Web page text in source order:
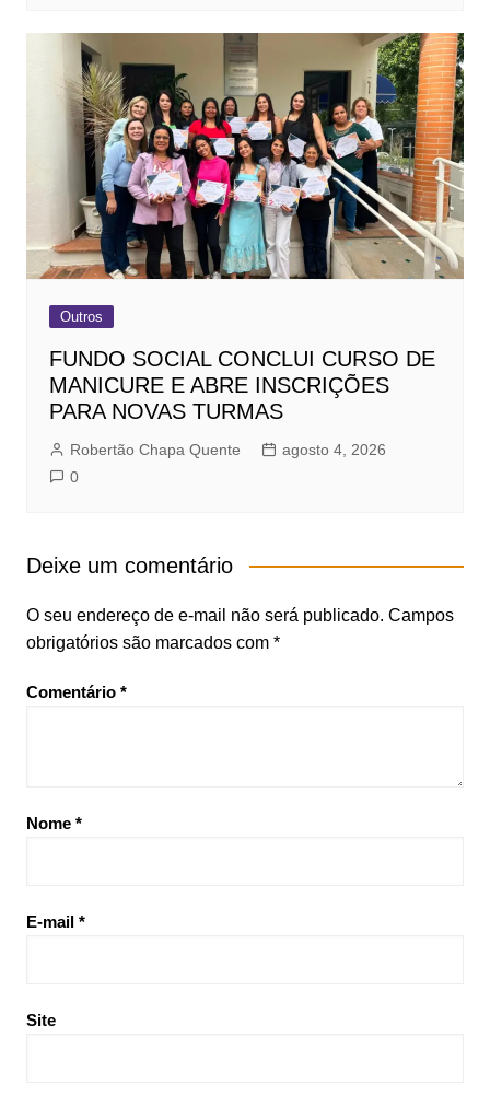
Outros
FUNDO SOCIAL CONCLUI CURSO DE
MANICURE E ABRE INSCRIÇÕES
PARA NOVAS TURMAS
Robertão Chapa Quente
agosto 4, 2026
0
Deixe um comentário
O seu endereço de e-mail não será publicado. Campos
obrigatórios são marcados com *
Comentário *
Nome *
E-mail *
Site